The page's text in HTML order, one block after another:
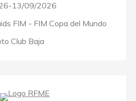
13/09/2026
FIM - FIM Copa del Mundo
Club Baja